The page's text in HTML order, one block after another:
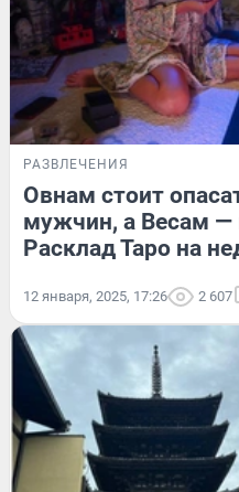
РАЗВЛЕЧЕНИЯ
Овнам стоит
мужчин, а Весам —
Расклад Таро на
12 января, 2025, 17:26 2 607